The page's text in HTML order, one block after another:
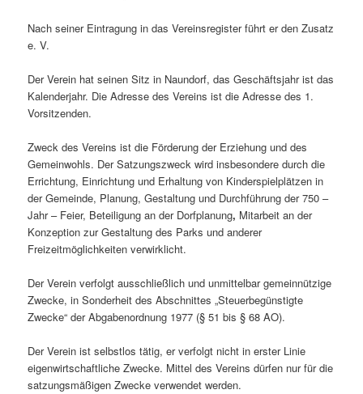
Nach seiner Eintragung in das Vereinsregister führt er den Zusatz
e. V.
Der Verein hat seinen Sitz in Naundorf, das Geschäftsjahr ist das
Kalenderjahr. Die Adresse des Vereins ist die Adresse des 1.
Vorsitzenden.
Zweck des Vereins ist die Förderung der Erziehung und des
Gemeinwohls. Der Satzungszweck wird insbesondere durch die
Errichtung, Einrichtung und Erhaltung von Kinderspielplätzen in
der Gemeinde, Planung, Gestaltung und Durchführung der 750 –
Jahr – Feier, Beteiligung an der Dorfplanung, Mitarbeit an der
Konzeption zur Gestaltung des Parks und anderer
Freizeitmöglichkeiten verwirklicht.
Der Verein verfolgt ausschließlich und unmittelbar gemeinnützige
Zwecke, in Sonderheit des Abschnittes „Steuerbegünstigte
Zwecke“ der Abgabenordnung 1977 (§ 51 bis § 68 AO).
Der Verein ist selbstlos tätig, er verfolgt nicht in erster Linie
eigenwirtschaftliche Zwecke. Mittel des Vereins dürfen nur für die
satzungsmäßigen Zwecke verwendet werden.